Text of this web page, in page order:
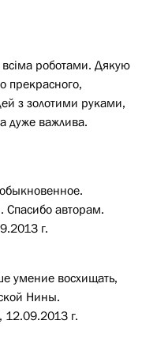
роботами. Дякую
прекрасного,
з золотими руками,
дуже важлива.
Спасибо авторам.
г.
умение восхищать,
Нины.
г.